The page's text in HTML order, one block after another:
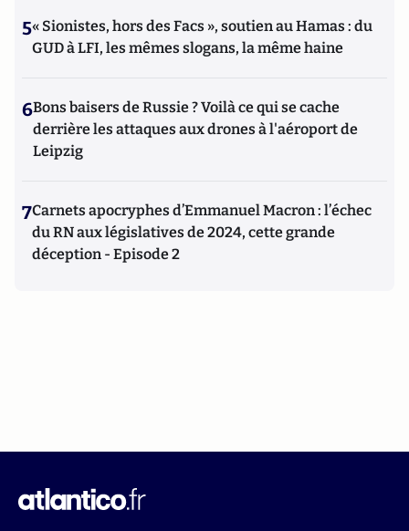
5« Sionistes, hors des Facs », soutien au Hamas : du
GUD à LFI, les mêmes slogans, la même haine
6Bons baisers de Russie ? Voilà ce qui se cache
derrière les attaques aux drones à l'aéroport de
Leipzig
7Carnets apocryphes d’Emmanuel Macron : l’échec
du RN aux législatives de 2024, cette grande
déception - Episode 2